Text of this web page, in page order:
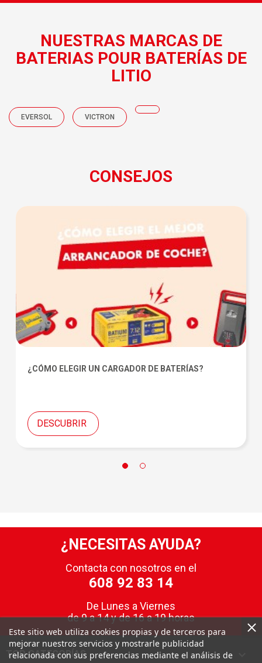
NUESTRAS MARCAS DE
BATERIAS POUR BATERÍAS DE
LITIO
EVERSOL VICTRON
CONSEJOS
¿CÓMO ELEGIR UN CARGADOR DE BATERÍAS?
DESCUBRIR
¿NECESITAS AYUDA?
Contacta con nosotros en el
608 92 83 14
De Lunes a Viernes
de 9 a 14 y de 16 a 19 horas
TOP CATEGORÍAS
Este sitio web utiliza cookies propias y de terceros para
mejorar nuestros servicios y mostrarle publicidad
relacionada con sus preferencias mediante el análisis de